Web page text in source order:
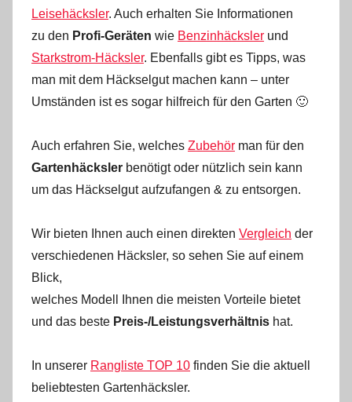
Leisehäcksler. Auch erhalten Sie Informationen
zu den Profi-Geräten wie Benzinhäcksler und
Starkstrom-Häcksler. Ebenfalls gibt es Tipps, was
man mit dem Häckselgut machen kann – unter
Umständen ist es sogar hilfreich für den Garten 🙂
Auch erfahren Sie, welches Zubehör man für den
Gartenhäcksler benötigt oder nützlich sein kann
um das Häckselgut aufzufangen & zu entsorgen.
Wir bieten Ihnen auch einen direkten Vergleich der
verschiedenen Häcksler, so sehen Sie auf einem
Blick,
welches Modell Ihnen die meisten Vorteile bietet
und das beste Preis-/Leistungsverhältnis hat.
In unserer Rangliste TOP 10 finden Sie die aktuell
beliebtesten Gartenhäcksler.